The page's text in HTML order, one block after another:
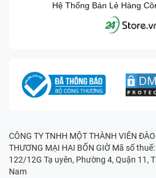
Hệ Thống Bán Lẻ Hàng
CÔNG TY TNHH MỘT THÀNH VIÊN
THƯƠNG MẠI HAI BỐN GIỜ Mã số
122/12G Tạ uyên, Phường 4, Quận 11,
Nam